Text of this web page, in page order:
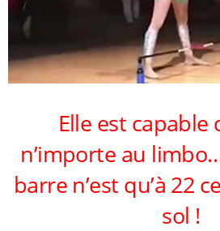
Elle est
n’importe au
barre n’est qu’à 22
sol !